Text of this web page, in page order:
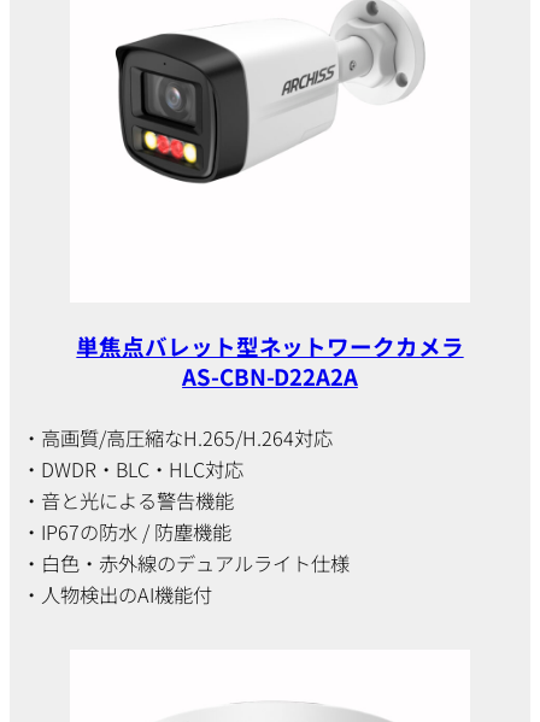
単焦点バレット型ネットワークカメラ
AS-CBN-D22A2A
・高画質/高圧縮なH.265/H.264対応
・DWDR・BLC・HLC対応
・音と光による警告機能
・IP67の防水 / 防塵機能
・白色・赤外線のデュアルライト仕様
・人物検出のAI機能付